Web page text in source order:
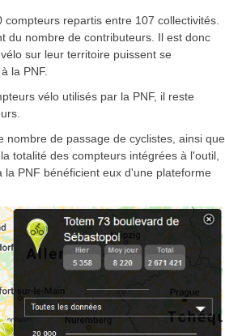
repartis entre 107 collectivités.
du nombre de contributeurs. Il est donc
sur leur territoire puissent se
la PNF.
vélo utilisés par la PNF, il reste
de passage de cyclistes, ainsi que
totalité des compteurs intégrées à l'outil,
PNF bénéficient eux d'une plateforme